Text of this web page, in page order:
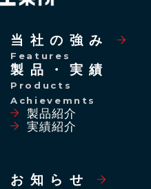
当社の強み
Features
製品・実績
Products
Achievemnts
製品紹介
実績紹介
お知らせ